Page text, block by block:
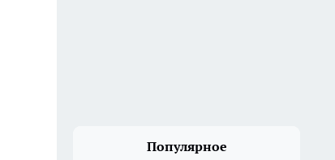
Популярное